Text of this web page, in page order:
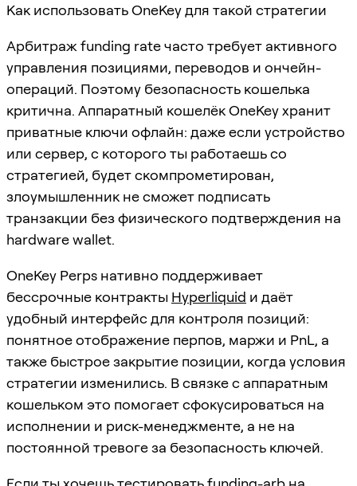
Как использовать OneKey для такой стратегии
Арбитраж funding rate часто требует активного
управления позициями, переводов и ончейн-
операций. Поэтому безопасность кошелька
критична. Аппаратный кошелёк OneKey хранит
приватные ключи офлайн: даже если устройство
или сервер, с которого ты работаешь со
стратегией, будет скомпрометирован,
злоумышленник не сможет подписать
транзакции без физического подтверждения на
hardware wallet.
OneKey Perps нативно поддерживает
бессрочные контракты Hyperliquid и даёт
удобный интерфейс для контроля позиций:
понятное отображение перпов, маржи и PnL, а
также быстрое закрытие позиции, когда условия
стратегии изменились. В связке с аппаратным
кошельком это помогает сфокусироваться на
исполнении и риск-менеджменте, а не на
постоянной тревоге за безопасность ключей.